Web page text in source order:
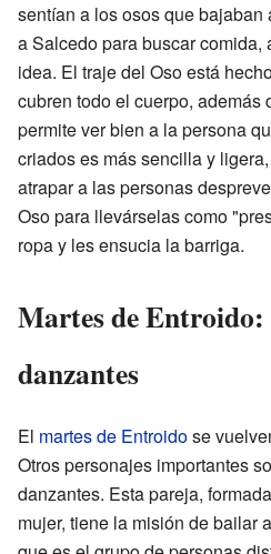
sentían a los osos que
a Salcedo para buscar comida,
idea. El traje del Oso está
cubren todo el cuerpo, además
permite ver bien a la persona
criados es más sencilla y
atrapar a las personas
Oso para llevárselas como
ropa y les ensucia la barriga.
Martes de
danzantes
El martes de Entroidose
Otros personajes importantes
danzantes. Esta pareja,
mujer, tiene la misión de bailar